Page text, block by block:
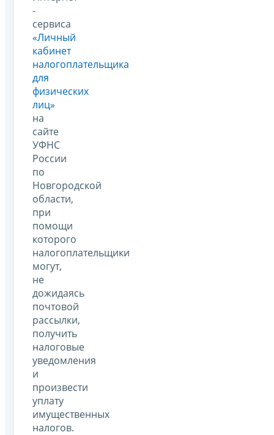
-
сервиса
«Личный
кабинет
налогоплательщика
для
физических
лиц»
на
сайте
УФНС
России
по
Новгородской
области,
при
помощи
которого
налогоплательщики
могут,
не
дожидаясь
почтовой
рассылки,
получить
налоговые
уведомления
и
произвести
уплату
имущественных
налогов.